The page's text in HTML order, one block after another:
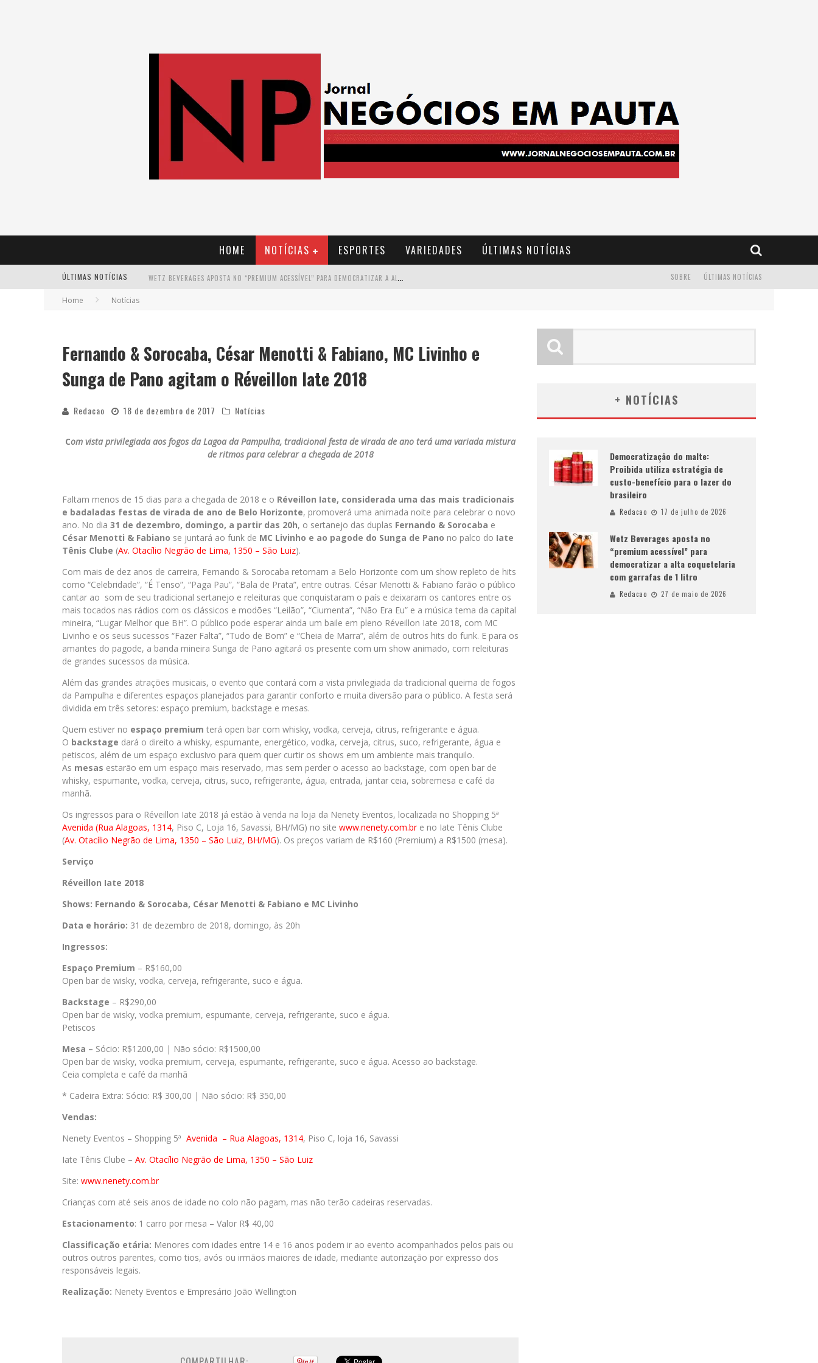
HOME NOTÍCIAS ESPORTES VARIEDADES ÚLTIMAS NOTÍCIAS
ÚLTIMAS NOTÍCIAS W
ETZ BEVERAGES APOSTA NO “PREMIUM ACESSÍVEL” PARA DEMOCRATIZAR A ALTA COQUETELARIA COM GARRAFAS DE 1 LITRO
D
EMOCRATIZAÇÃO DO MALTE: PROIBIDA UTILIZA ESTRATÉGIA DE CUSTO-BENEFÍCIO PARA O LAZER DO BRASILEIRO
ÚLTIMAS NOTÍCIAS
SOBRE
Home Notícias
Fernando & Sorocaba, César Menotti & Fabiano, MC Livinho e
Sunga de Pano agitam o Réveillon Iate 2018
Redacao 18 de dezembro de 2017 Notícias
Com vista privilegiada aos fogos da Lagoa da Pampulha, tradicional festa de virada de ano terá uma variada mistura
de ritmos para celebrar a chegada de 2018
Faltam menos de 15 dias para a chegada de 2018 e o Réveillon Iate, considerada uma das mais tradicionais
e badaladas festas de virada de ano de Belo Horizonte, promoverá uma animada noite para celebrar o novo
ano. No dia 31 de dezembro, domingo, a partir das 20h, o sertanejo das duplas Fernando & Sorocaba e
César Menotti & Fabiano se juntará ao funk de MC Livinho e ao pagode do Sunga de Pano no palco do Iate
Tênis Clube (Av. Otacílio Negrão de Lima, 1350 – São Luiz).
Com mais de dez anos de carreira, Fernando & Sorocaba retornam a Belo Horizonte com um show repleto de hits
como “Celebridade”, “É Tenso”, “Paga Pau”, “Bala de Prata”, entre outras. César Menotti & Fabiano farão o público
cantar ao som de seu tradicional sertanejo e releituras que conquistaram o país e deixaram os cantores entre os
mais tocados nas rádios com os clássicos e modões “Leilão”, “Ciumenta”, “Não Era Eu” e a música tema da capital
mineira, “Lugar Melhor que BH”. O público pode esperar ainda um baile em pleno Réveillon Iate 2018, com MC
Livinho e os seus sucessos “Fazer Falta”, “Tudo de Bom” e “Cheia de Marra”, além de outros hits do funk. E para os
amantes do pagode, a banda mineira Sunga de Pano agitará os presente com um show animado, com releituras
de grandes sucessos da música.
Além das grandes atrações musicais, o evento que contará com a vista privilegiada da tradicional queima de fogos
da Pampulha e diferentes espaços planejados para garantir conforto e muita diversão para o público. A festa será
dividida em três setores: espaço premium, backstage e mesas.
Quem estiver no espaço premium terá open bar com whisky, vodka, cerveja, citrus, refrigerante e água.
O backstage dará o direito a whisky, espumante, energético, vodka, cerveja, citrus, suco, refrigerante, água e
petiscos, além de um espaço exclusivo para quem quer curtir os shows em um ambiente mais tranquilo.
As mesas estarão em um espaço mais reservado, mas sem perder o acesso ao backstage, com open bar de
whisky, espumante, vodka, cerveja, citrus, suco, refrigerante, água, entrada, jantar ceia, sobremesa e café da
manhã.
Os ingressos para o Réveillon Iate 2018 já estão à venda na loja da Nenety Eventos, localizada no Shopping 5ª
Avenida (Rua Alagoas, 1314, Piso C, Loja 16, Savassi, BH/MG) no site www.nenety.com.bre no Iate Tênis Clube
(Av. Otacílio Negrão de Lima, 1350 – São Luiz, BH/MG). Os preços variam de R$160 (Premium) a R$1500 (mesa).
Serviço
Réveillon Iate 2018
Shows: Fernando & Sorocaba, César Menotti & Fabiano e MC Livinho
Data e horário: 31 de dezembro de 2018, domingo, às 20h
Ingressos:
Espaço Premium – R$160,00
Open bar de wisky, vodka, cerveja, refrigerante, suco e água.
Backstage – R$290,00
Open bar de wisky, vodka premium, espumante, cerveja, refrigerante, suco e água.
Petiscos
Mesa – Sócio: R$1200,00 | Não sócio: R$1500,00
Open bar de wisky, vodka premium, cerveja, espumante, refrigerante, suco e água. Acesso ao backstage.
Ceia completa e café da manhã
* Cadeira Extra: Sócio: R$ 300,00 | Não sócio: R$ 350,00
Vendas:
Nenety Eventos – Shopping 5ª Avenida – Rua Alagoas, 1314, Piso C, loja 16, Savassi
Iate Tênis Clube – Av. Otacílio Negrão de Lima, 1350 – São Luiz
Site: www.nenety.com.br
Crianças com até seis anos de idade no colo não pagam, mas não terão cadeiras reservadas.
Estacionamento: 1 carro por mesa – Valor R$ 40,00
Classificação etária: Menores com idades entre 14 e 16 anos podem ir ao evento acompanhados pelos pais ou
outros outros parentes, como tios, avós ou irmãos maiores de idade, mediante autorização por expresso dos
responsáveis legais.
Realização: Nenety Eventos e Empresário João Wellington
+ NOTÍCIAS
Democratização do malte:
Proibida utiliza estratégia de
custo-benefício para o lazer do
brasileiro
Redacao 17 de julho de 2026
Wetz Beverages aposta no
“premium acessível” para
democratizar a alta coquetelaria
com garrafas de 1 litro
Redacao 27 de maio de 2026